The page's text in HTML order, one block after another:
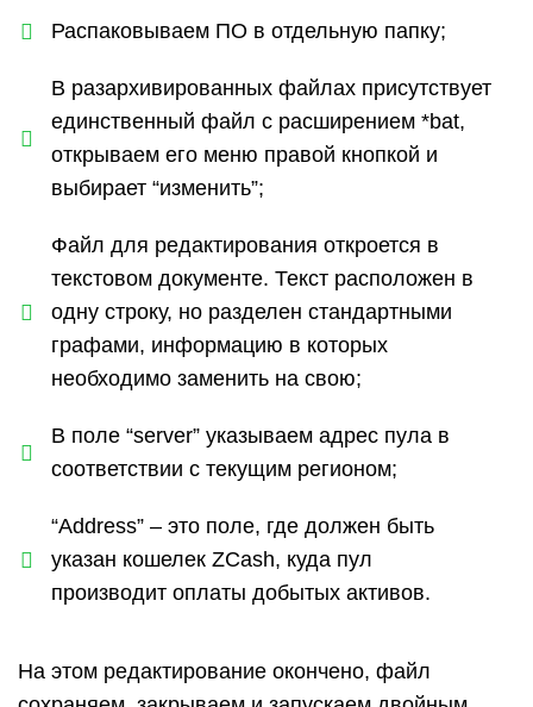
Распаковываем ПО в отдельную папку;
В разархивированных файлах присутствует
единственный файл с расширением *bat,
открываем его меню правой кнопкой и
выбирает “изменить”;
Файл для редактирования откроется в
текстовом документе. Текст расположен в
одну строку, но разделен стандартными
графами, информацию в которых
необходимо заменить на свою;
В поле “server” указываем адрес пула в
соответствии с текущим регионом;
“Address” – это поле, где должен быть
указан кошелек ZCash, куда пул
производит оплаты добытых активов.
На этом редактирование окончено, файл